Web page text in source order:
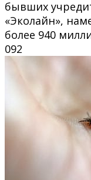
бывших
«Эколайн»,
более 940
092